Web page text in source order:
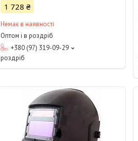
1 728 ₴
Немає в наявності
Оптом і в роздріб
+380 (97) 319-09-29
роздріб